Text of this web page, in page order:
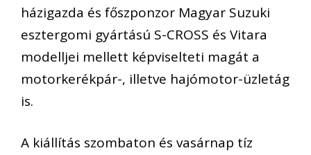
házigazda és főszponzor Magyar Suzuki
esztergomi gyártású S-CROSS és Vitara
modelljei mellett képviselteti magát a
motorkerékpár-, illetve hajómotor-üzletág
is.
A kiállítás szombaton és vasárnap tíz